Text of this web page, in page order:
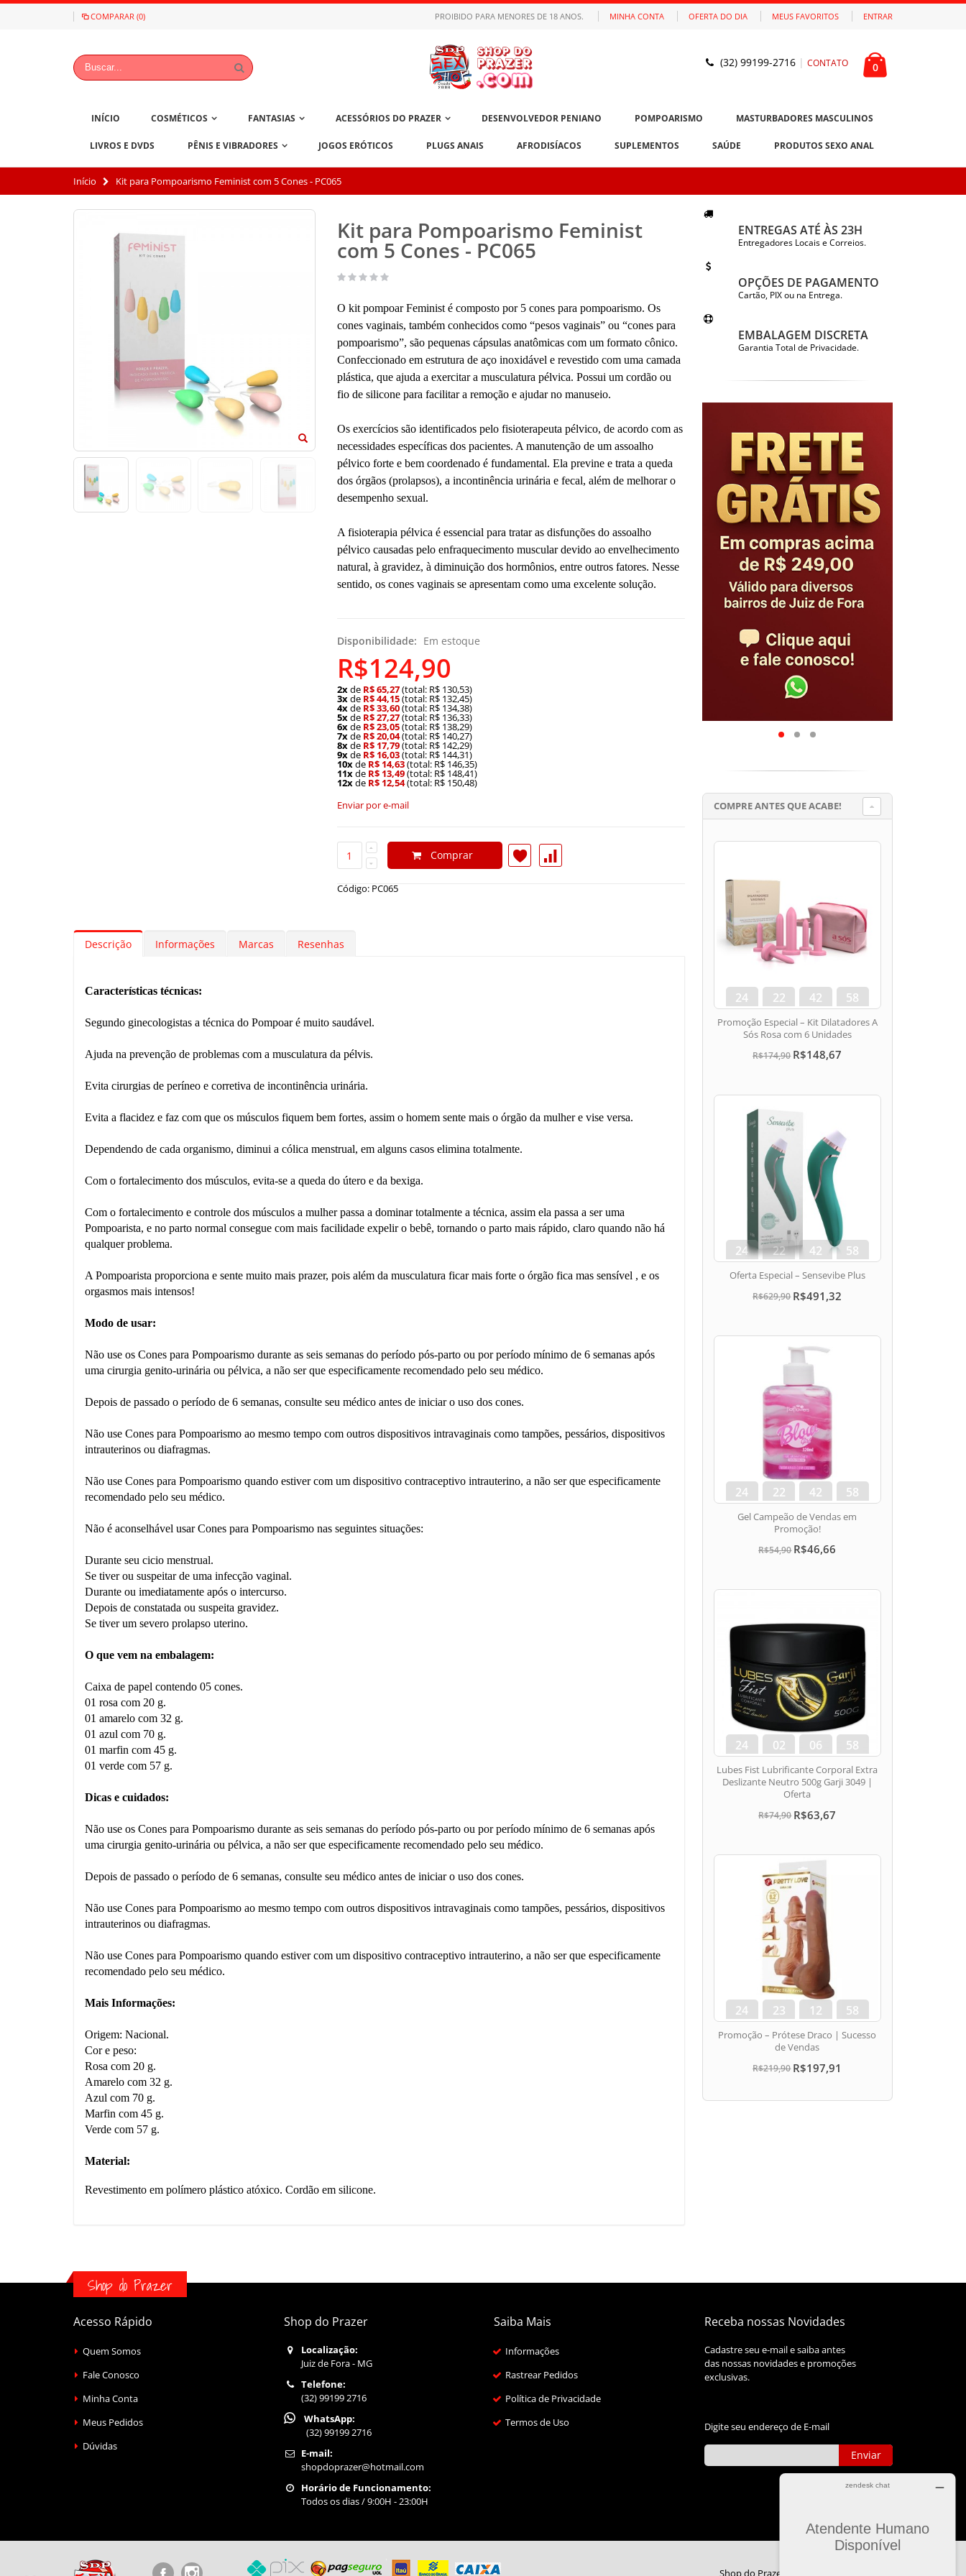
COMPARAR (0) MINHA CONTA OFERTA DO DIA MEUS FAVORITOS ENTRAR
PROIBIDO PARA MENORES DE 18 ANOS.
(32) 99199-2716 | CONTATO 0
INÍCIO COSMÉTICOS FANTASIAS ACESSÓRIOS DO PRAZER DESENVOLVEDOR PENIANO POMPOARISMO MASTURBADORES MASCULINOS
LIVROS E DVDS PÊNIS E VIBRADORES JOGOS ERÓTICOS PLUGS ANAIS AFRODISÍACOS SUPLEMENTOS SAÚDE PRODUTOS SEXO ANAL
Início Kit para Pompoarismo Feminist com 5 Cones - PC065
Kit para Pompoarismo Feminist
com 5 Cones - PC065
O kit pompoar Feminist é composto por 5 cones para pompoarismo. Os
cones vaginais, também conhecidos como “pesos vaginais” ou “cones para
pompoarismo”, são pequenas cápsulas anatômicas com um formato cônico.
Confeccionado em estrutura de aço inoxidável e revestido com uma camada
plástica, que ajuda a exercitar a musculatura pélvica. Possui um cordão ou
fio de silicone para facilitar a remoção e ajudar no manuseio.
Os exercícios são identificados pelo fisioterapeuta pélvico, de acordo com as
necessidades específicas dos pacientes. A manutenção de um assoalho
pélvico forte e bem coordenado é fundamental. Ela previne e trata a queda
dos órgãos (prolapsos), a incontinência urinária e fecal, além de melhorar o
desempenho sexual.
A fisioterapia pélvica é essencial para tratar as disfunções do assoalho
pélvico causadas pelo enfraquecimento muscular devido ao envelhecimento
natural, à gravidez, à diminuição dos hormônios, entre outros fatores. Nesse
sentido, os cones vaginais se apresentam como uma excelente solução.
Disponibilidade: Em estoque
R$124,90
2xde R$ 65,27(total: R$ 130,53)
3xde R$ 44,15(total: R$ 132,45)
4xde R$ 33,60(total: R$ 134,38)
5xde R$ 27,27(total: R$ 136,33)
6xde R$ 23,05(total: R$ 138,29)
7xde R$ 20,04(total: R$ 140,27)
8xde R$ 17,79(total: R$ 142,29)
9xde R$ 16,03(total: R$ 144,31)
10xde R$ 14,63(total: R$ 146,35)
11xde R$ 13,49(total: R$ 148,41)
12xde R$ 12,54(total: R$ 150,48)
Enviar por e-mail
Comprar
Código: PC065
Descrição Informações Marcas Resenhas
Características técnicas:
Segundo ginecologistas a técnica do Pompoar é muito saudável.
Ajuda na prevenção de problemas com a musculatura da pélvis.
Evita cirurgias de períneo e corretiva de incontinência urinária.
Evita a flacidez e faz com que os músculos fiquem bem fortes, assim o homem sente mais o órgão da mulher e vise versa.
Dependendo de cada organismo, diminui a cólica menstrual, em alguns casos elimina totalmente.
Com o fortalecimento dos músculos, evita-se a queda do útero e da bexiga.
Com o fortalecimento e controle dos músculos a mulher passa a dominar totalmente a técnica, assim ela passa a ser uma
Pompoarista, e no parto normal consegue com mais facilidade expelir o bebê, tornando o parto mais rápido, claro quando não há
qualquer problema.
A Pompoarista proporciona e sente muito mais prazer, pois além da musculatura ficar mais forte o órgão fica mas sensível , e os
orgasmos mais intensos!
Modo de usar:
Não use os Cones para Pompoarismo durante as seis semanas do período pós-parto ou por período mínimo de 6 semanas após
uma cirurgia genito-urinária ou pélvica, a não ser que especificamente recomendado pelo seu médico.
Depois de passado o período de 6 semanas, consulte seu médico antes de iniciar o uso dos cones.
Não use Cones para Pompoarismo ao mesmo tempo com outros dispositivos intravaginais como tampões, pessários, dispositivos
intrauterinos ou diafragmas.
Não use Cones para Pompoarismo quando estiver com um dispositivo contraceptivo intrauterino, a não ser que especificamente
recomendado pelo seu médico.
Não é aconselhável usar Cones para Pompoarismo nas seguintes situações:
Durante seu cicio menstrual.
Se tiver ou suspeitar de uma infecção vaginal.
Durante ou imediatamente após o intercurso.
Depois de constatada ou suspeita gravidez.
Se tiver um severo prolapso uterino.
O que vem na embalagem:
Caixa de papel contendo 05 cones.
01 rosa com 20 g.
01 amarelo com 32 g.
01 azul com 70 g.
01 marfin com 45 g.
01 verde com 57 g.
Dicas e cuidados:
Não use os Cones para Pompoarismo durante as seis semanas do período pós-parto ou por período mínimo de 6 semanas após
uma cirurgia genito-urinária ou pélvica, a não ser que especificamente recomendado pelo seu médico.
Depois de passado o período de 6 semanas, consulte seu médico antes de iniciar o uso dos cones.
Não use Cones para Pompoarismo ao mesmo tempo com outros dispositivos intravaginais como tampões, pessários, dispositivos
intrauterinos ou diafragmas.
Não use Cones para Pompoarismo quando estiver com um dispositivo contraceptivo intrauterino, a não ser que especificamente
recomendado pelo seu médico.
Mais Informações:
Origem: Nacional.
Cor e peso:
Rosa com 20 g.
Amarelo com 32 g.
Azul com 70 g.
Marfin com 45 g.
Verde com 57 g.
Material:
Revestimento em polímero plástico atóxico. Cordão em silicone.
ENTREGAS ATÉ ÀS 23H
Entregadores Locais e Correios.
OPÇÕES DE PAGAMENTO
Cartão, PIX ou na Entrega.
EMBALAGEM DISCRETA
Garantia Total de Privacidade.
COMPRE ANTES QUE ACABE!
24
dias
22
hora
42
min
57
seg
Promoção Especial – Kit Dilatadores A
Sós Rosa com 6 Unidades
R$174,90 R$148,67
24
dias
22
hora
42
min
57
seg
Oferta Especial – Sensevibe Plus
R$629,90 R$491,32
24
dias
22
hora
42
min
57
seg
Gel Campeão de Vendas em
Promoção!
R$54,90 R$46,66
24
dias
02
hora
06
min
57
seg
Lubes Fist Lubrificante Corporal Extra
Deslizante Neutro 500g Garji 3049 |
Oferta
R$74,90 R$63,67
24
dias
23
hora
12
min
57
seg
Promoção – Prótese Draco | Sucesso
de Vendas
R$219,90 R$197,91
Shop do Prazer
Acesso Rápido
Quem Somos
Fale Conosco
Minha Conta
Meus Pedidos
Dúvidas
Shop do Prazer
Localização:
Juiz de Fora - MG
Telefone:
(32) 99199 2716
WhatsApp:
(32) 99199 2716
E-mail:
shopdoprazer@hotmail.com
Horário de Funcionamento:
Todos os dias / 9:00H - 23:00H
Saiba Mais
Informações
Rastrear Pedidos
Política de Privacidade
Termos de Uso
Receba nossas Novidades
Cadastre seu e-mail e saiba antes
das nossas novidades e promoções
exclusivas.
Digite seu endereço de E-mail
Enviar
Shop do Prazer © 2017 by